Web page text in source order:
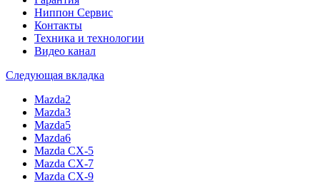
Ниппон Сервис
Контакты
Техника и технологии
Видео канал
Следующая вкладка
Mazda2
Mazda3
Mazda5
Mazda6
Mazda CX-5
Mazda CX-7
Mazda CX-9